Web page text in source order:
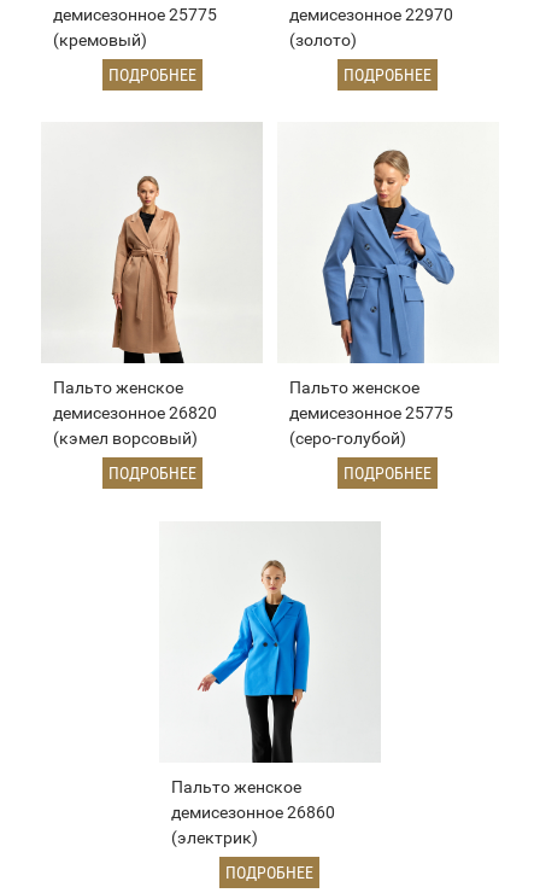
демисезонное 25775
(кремовый)
ПОДРОБНЕЕ
демисезонное 22970
(золото)
ПОДРОБНЕЕ
Пальто женское
демисезонное 26820
(кэмел ворсовый)
ПОДРОБНЕЕ
Пальто женское
демисезонное 25775
(серо-голубой)
ПОДРОБНЕЕ
Пальто женское
демисезонное 26860
(электрик)
ПОДРОБНЕЕ